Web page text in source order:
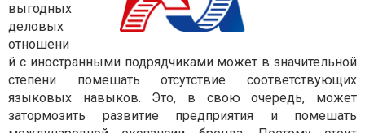
выгодных
деловых
отношени
й с иностранными подрядчиками может в значительной
степени помешать отсутствие соответствующих
языковых навыков. Это, в свою очередь, может
затормозить развитие предприятия и помешать